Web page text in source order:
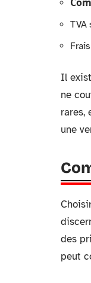
TVA
Il
ne
rares,
une
des
peut